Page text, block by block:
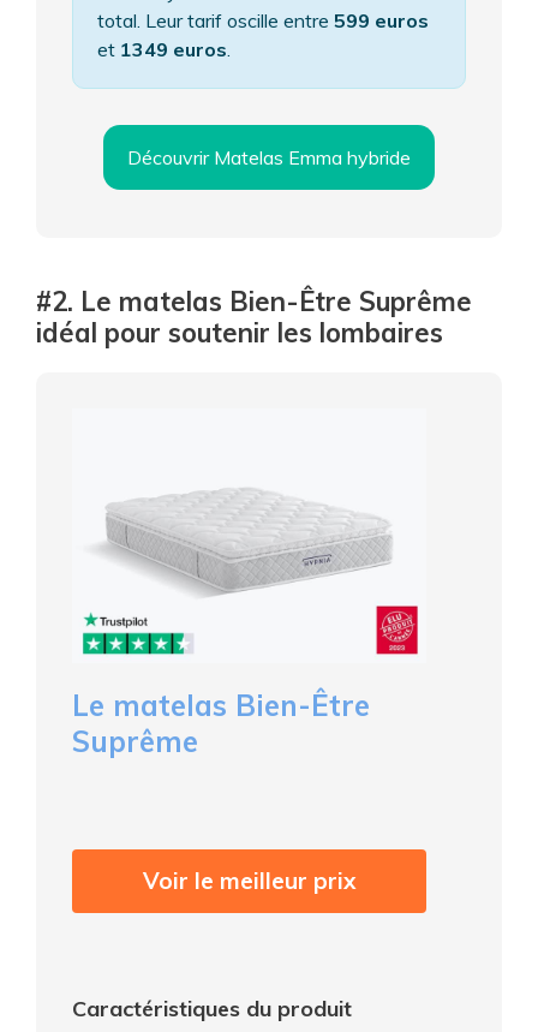
total. Leur tarif oscille entre 599 euros
et 1349 euros.
Découvrir Matelas Emma hybride
#2. Le matelas Bien-Être Suprême
idéal pour soutenir les lombaires
Le matelas Bien-Être
Suprême
Voir le meilleur prix
Caractéristiques du produit